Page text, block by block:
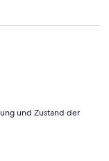
und Zustand der